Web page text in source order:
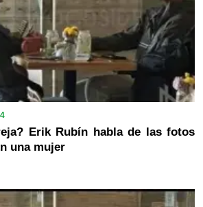
Erik Rubín habla de las fotos
una mujer